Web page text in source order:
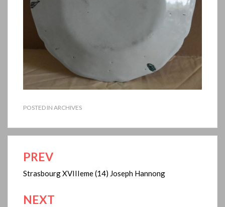
POSTED IN ARCHIVES
Navigation
de
l’article
PREV
Strasbourg XVIIIeme (14) Joseph Hannong
NEXT